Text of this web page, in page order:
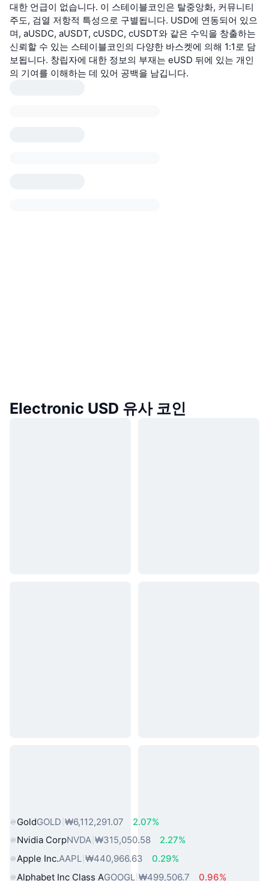
대한 언급이 없습니다. 이 스테이블코인은 탈중앙화, 커뮤니티
주도, 검열 저항적 특성으로 구별됩니다. USD에 연동되어 있으
며, aUSDC, aUSDT, cUSDC, cUSDT와 같은 수익을 창출하는
신뢰할 수 있는 스테이블코인의 다양한 바스켓에 의해 1:1로 담
보됩니다. 창립자에 대한 정보의 부재는 eUSD 뒤에 있는 개인
의 기여를 이해하는 데 있어 공백을 남깁니다.
Electronic USD 유사 코인
GoldGOLD ₩6,112,291.07
2.07%
Nvidia CorpNVDA ₩315,050.58
2.27%
Apple Inc.AAPL ₩440,966.63
0.29%
Alphabet Inc Class AGOOGL ₩499,506.7 0.96%